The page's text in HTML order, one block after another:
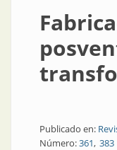
Publicado en:
Número:361 383